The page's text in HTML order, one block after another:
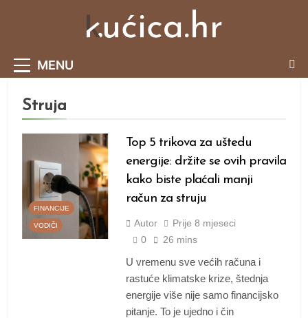
Portal O Malim Kućama I Održivom Načinu
Života.
MENU
Struja
FINANCIJE
VODIČI
Top 5 trikova za uštedu
energije: držite se ovih pravila
kako biste plaćali manji
račun za struju
Autor Prije 8 mjeseci
0
26 mins
U vremenu sve većih računa i
rastuće klimatske krize, štednja
energije više nije samo financijsko
pitanje. To je ujedno i čin